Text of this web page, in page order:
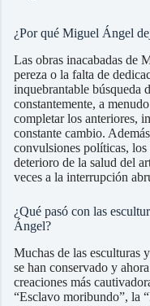
¿Por qué Miguel Ángel
Las obras inacabadas de
pereza o la falta de
inquebrantable búsqueda
constantemente, a
completar los anteriores,
constante cambio.
convulsiones políticas, los
deterioro de la salud del
veces a la interrupción
¿Qué pasó con las
Ángel?
Muchas de las esculturas
se han conservado y
creaciones más
“Esclavo moribundo”, la